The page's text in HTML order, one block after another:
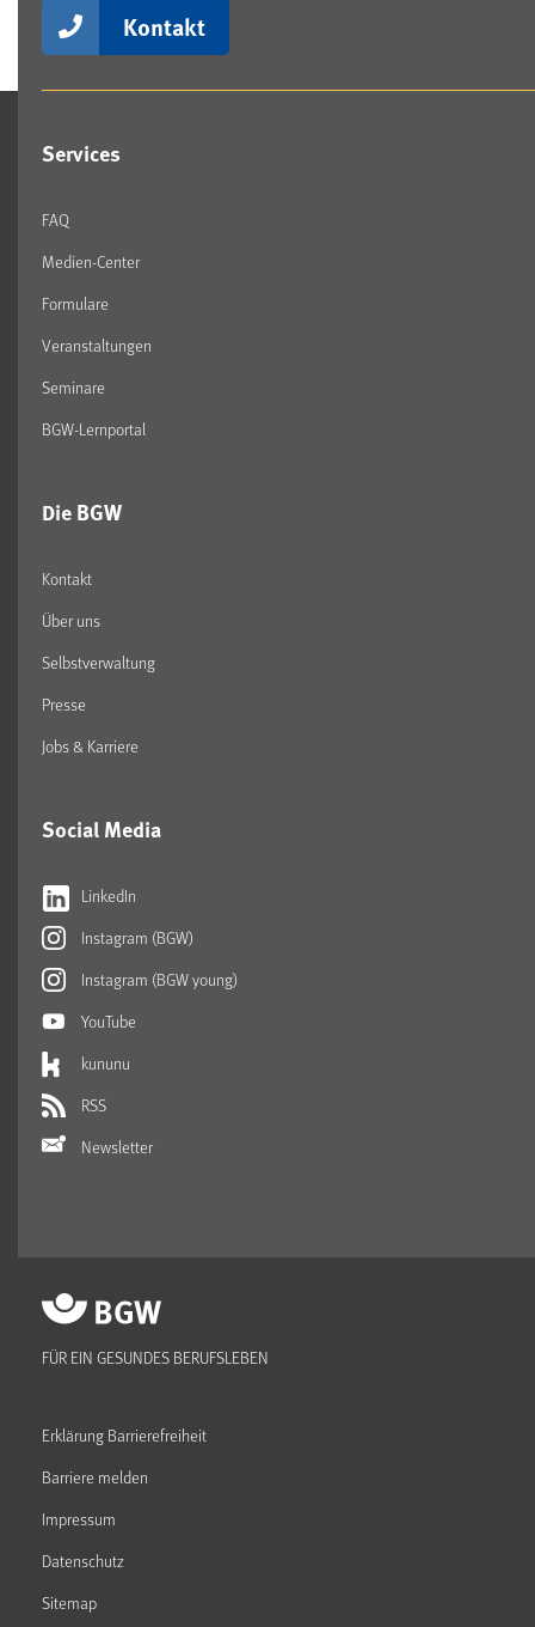
Kontakt
Services
FAQ
Medien-Center
Formulare
Veranstaltungen
Seminare
BGW-Lernportal
Die BGW
Kontakt
Über uns
Selbstverwaltung
Presse
Jobs & Karriere
Social Media
LinkedIn
Instagram (BGW)
Instagram (BGW young)
YouTube
kununu
RSS
Newsletter
FÜR EIN GESUNDES BERUFSLEBEN
Erklärung Barrierefreiheit
Barriere melden
Impressum
Datenschutz
Sitemap